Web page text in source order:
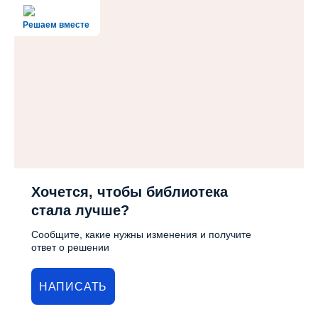
Решаем вместе
Хочется, чтобы библиотека
стала лучше?
Сообщите, какие нужны изменения и получите
ответ о решении
НАПИСАТЬ